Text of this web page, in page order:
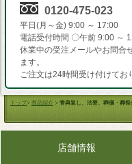
0120-475-023
平日(月～金) 9:00 ～ 17:00
電話受付時間 〇午前 9:00 ～
休業中の受注メールやお問合
ます。
ご注文は24時間受け付けてお
トップ> 商品紹介 > 香典返し、法要、葬儀・葬祭
店舗情報